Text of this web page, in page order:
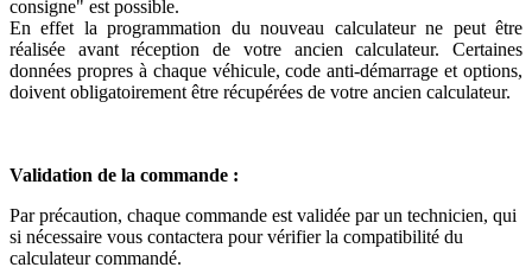
consigne" est possible.
En effet la programmation du nouveau calculateur ne peut être
réalisée avant réception de votre ancien calculateur. Certaines
données propres à chaque véhicule, code anti-démarrage et options,
doivent obligatoirement être récupérées de votre ancien calculateur.
Validation de la commande :
Par précaution, chaque commande est validée par un technicien, qui
si nécessaire vous contactera pour vérifier la compatibilité du
calculateur commandé.